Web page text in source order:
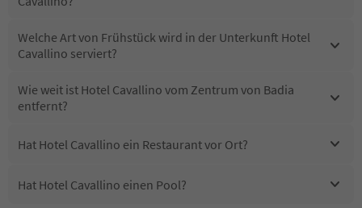
Welche Art von Frühstück wird in der Unterkunft Hotel
Cavallino serviert?
Wie weit ist Hotel Cavallino vom Zentrum von Badia
entfernt?
Hat Hotel Cavallino ein Restaurant vor Ort?
Hat Hotel Cavallino einen Pool?